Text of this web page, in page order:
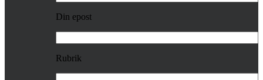
Din epost
Rubrik